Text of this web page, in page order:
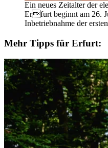
Ein neues Zeitalter der
Erfurt beginnt am 26.
Inbetriebnahme der
Mehr Tipps für Erfurt: